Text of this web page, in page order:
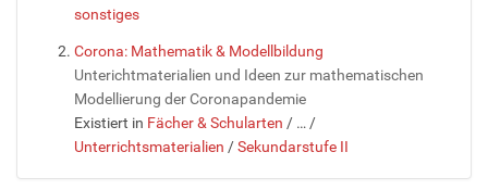
sonstiges
Corona: Mathematik & Modellbildung
Unterichtmaterialien und Ideen zur mathematischen
Modellierung der Coronapandemie
Existiert in Fächer & Schularten / … /
Unterrichtsmaterialien /Sekundarstufe II